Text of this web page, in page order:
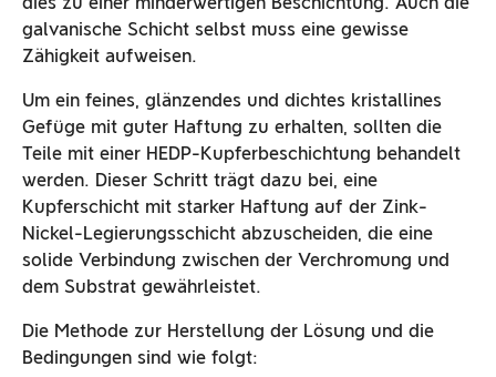
galvanische Schicht selbst muss eine gewisse
Zähigkeit aufweisen.
Um ein feines, glänzendes und dichtes kristallines
Gefüge mit guter Haftung zu erhalten, sollten die
Teile mit einer HEDP-Kupferbeschichtung behandelt
werden. Dieser Schritt trägt dazu bei, eine
Kupferschicht mit starker Haftung auf der Zink-
Nickel-Legierungsschicht abzuscheiden, die eine
solide Verbindung zwischen der Verchromung und
dem Substrat gewährleistet.
Die Methode zur Herstellung der Lösung und die
Bedingungen sind wie folgt: